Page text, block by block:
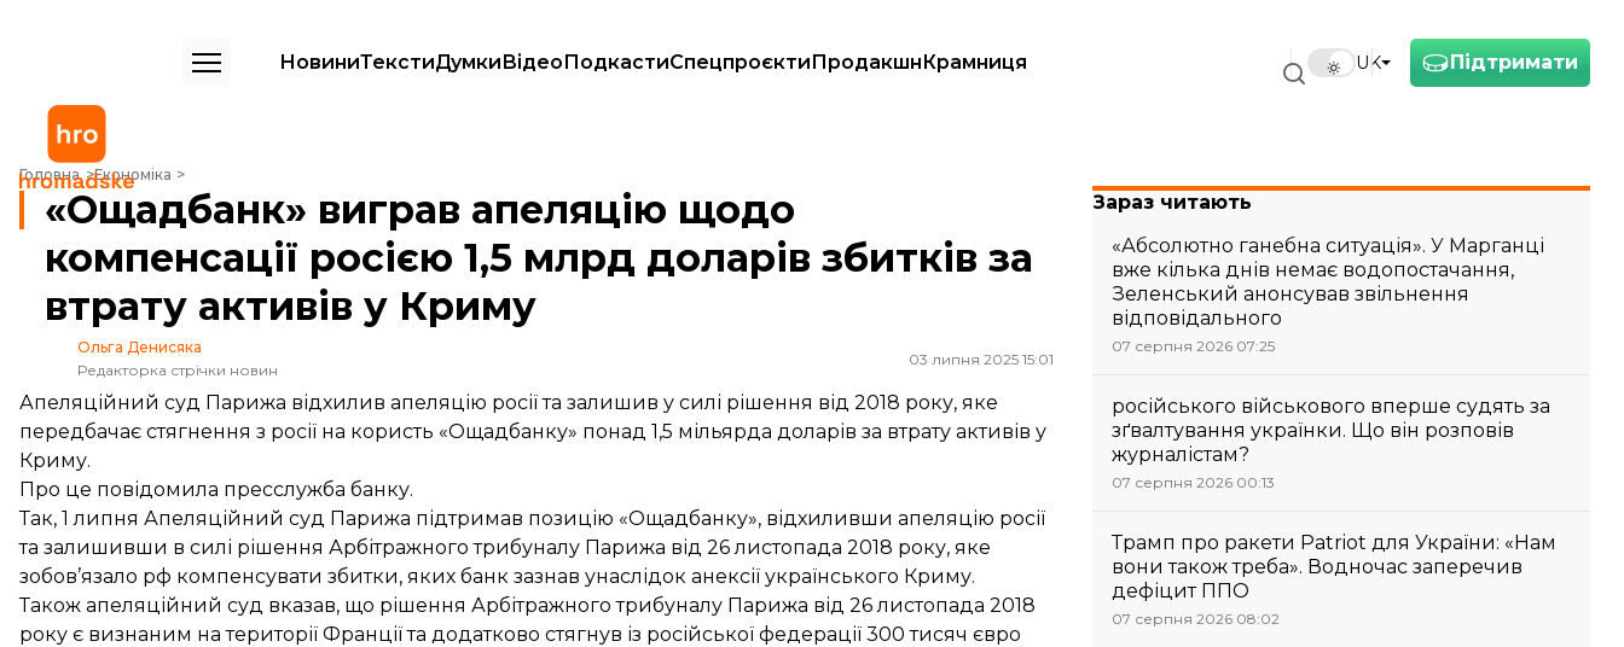
Підтримати
UK
НовиниТекстиДумкиВідеоПодкастиСпецпроєктиПродакшнКрамниця
Головна Економіка
«Ощадбанк» виграв апеляцію щодо компенсації росією 1,5 млрд доларів збитків за втрату активів у Криму
«Ощадбанк» виграв апеляцію щодо
компенсації росією 1,5 млрд доларів збитків за
втрату активів у Криму
Ольга Денисяка
Редакторка стрічки новин
03 липня 2025 15:01
Апеляційний суд Парижа відхилив апеляцію росії та залишив у силі рішення від 2018 року, яке
передбачає стягнення з росії на користь «Ощадбанку» понад 1,5 мільярда доларів за втрату активів у
Криму.
Про це повідомила пресслужба банку.
Так, 1 липня Апеляційний суд Парижа підтримав позицію «Ощадбанку», відхиливши апеляцію росії
та залишивши в силі рішення Арбітражного трибуналу Парижа від 26 листопада 2018 року, яке
зобов’язало рф компенсувати збитки, яких банк зазнав унаслідок анексії українського Криму.
Також апеляційний суд вказав, що рішення Арбітражного трибуналу Парижа від 26 листопада 2018
року є визнаним на території Франції та додатково стягнув із російської федерації 300 тисяч євро
Зараз читають
«Абсолютно ганебна ситуація». У Марганці
вже кілька днів немає водопостачання,
Зеленський анонсував звільнення
відповідального
07 серпня 2026 07:25
російського військового вперше судять за
зґвалтування українки. Що він розповів
журналістам?
07 серпня 2026 00:13
Трамп про ракети Patriot для України: «Нам
вони також треба». Водночас заперечив
дефіцит ППО
07 серпня 2026 08:02